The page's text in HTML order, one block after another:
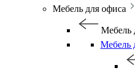
Мебель для офиса
Мебель
Мебель